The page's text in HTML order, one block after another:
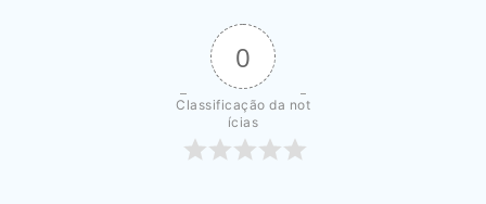
0
Classificação da not
ícias